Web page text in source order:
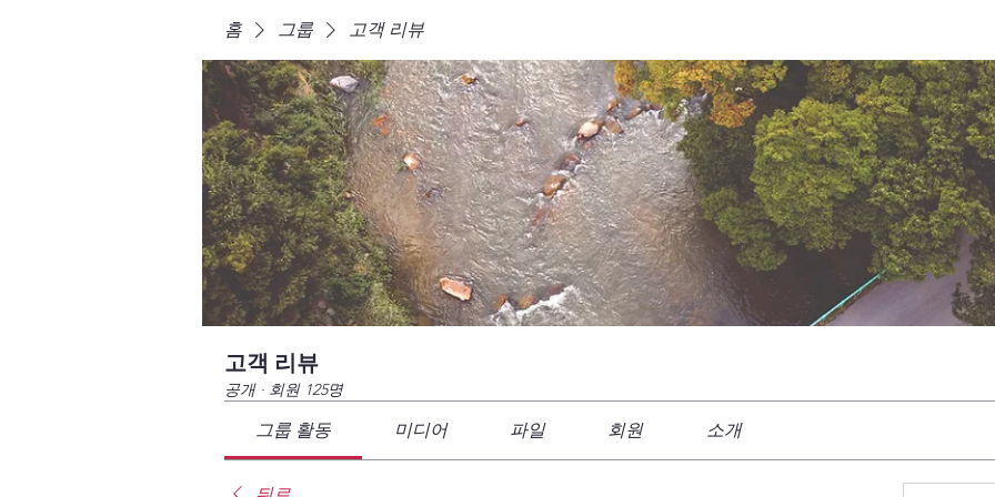
홈 그룹 고객 리뷰
고객 리뷰
공개 · 회원 125명
그룹 활동 미디어 파일 회원 소개